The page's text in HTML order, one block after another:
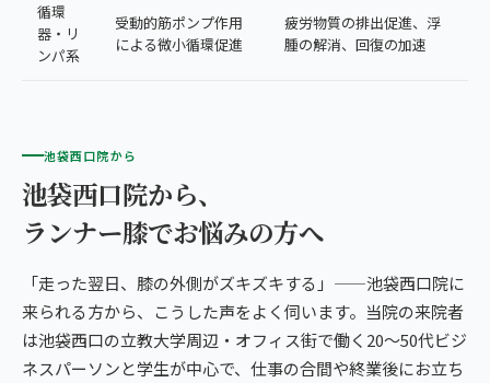
循環
器・リ
ンパ系
受動的筋ポンプ作用
による微小循環促進
疲労物質の排出促進、浮
腫の解消、回復の加速
池袋西口院から
池袋西口院から、
ランナー膝でお悩みの方へ
「走った翌日、膝の外側がズキズキする」——池袋西口院に
来られる方から、こうした声をよく伺います。当院の来院者
は池袋西口の立教大学周辺・オフィス街で働く20〜50代ビジ
ネスパーソンと学生が中心で、仕事の合間や終業後にお立ち